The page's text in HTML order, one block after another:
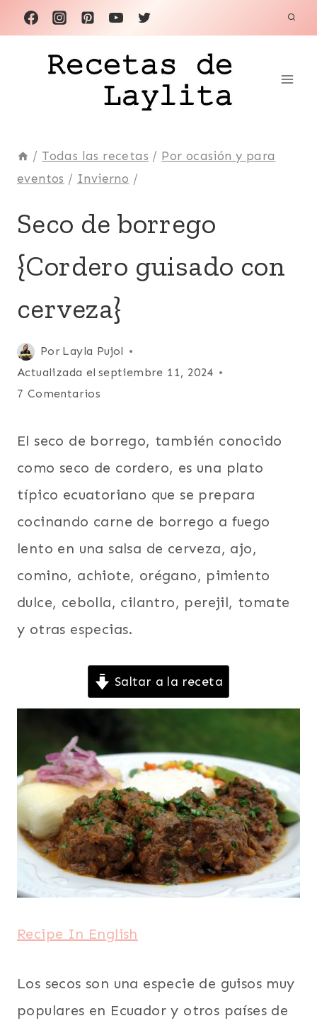
Saltar
al
contenido
/ Todas las recetas / Por ocasión y para
eventos / Invierno /
|
O
BORREGO
ECUADOR
|
Y
INVIERNO
|
FIESTAS
|
PLATO
PRINCIPAL
SUDAMERICA
Seco de borrego
{Cordero guisado con
cerveza}
Por Layla Pujol
Publicada
el
febrero 28, 2013
Actualizada el septiembre 11, 2024
7 Comentarios
El seco de borrego, también conocido
como seco de cordero, es una plato
típico ecuatoriano que se prepara
cocinando carne de borrego a fuego
lento en una salsa de cerveza, ajo,
comino, achiote, orégano, pimiento
dulce, cebolla, cilantro, perejil, tomate
y otras especias.
Saltar a la receta
Recipe In English
Los secos son una especie de guisos muy
populares en Ecuador y otros países de